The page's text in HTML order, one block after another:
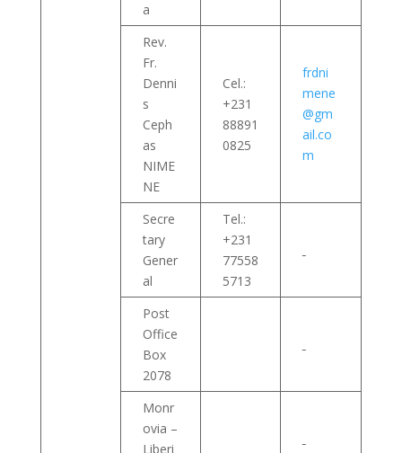
a
Rev.
Fr.
Denni
s
Ceph
as
NIME
NE
Cel.:
+231
88891
0825
frdni
mene
@gm
ail.co
m
Secre
tary
Gener
al
Tel.:
+231
77558
5713
Post
Office
Box
2078
Monr
ovia –
Liberi